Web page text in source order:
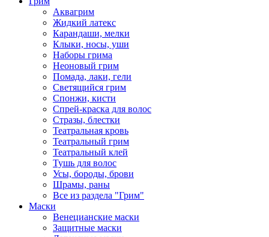
Аквагрим
Жидкий латекс
Карандаши, мелки
Клыки, носы, уши
Наборы грима
Неоновый грим
Помада, лаки, гели
Светящийся грим
Спонжи, кисти
Спрей-краска для волос
Стразы, блестки
Театральная кровь
Театральный грим
Театральный клей
Тушь для волос
Усы, бороды, брови
Шрамы, раны
Все из раздела "Грим"
Маски
Венецианские маски
Защитные маски